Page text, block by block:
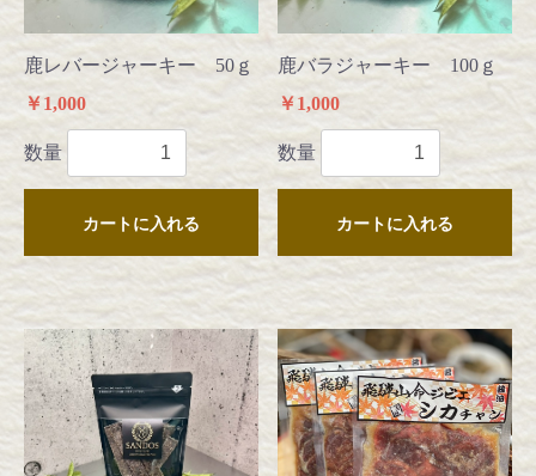
鹿レバージャーキー 50ｇ
￥1,000
数量
カートに入れる
鹿バラジャーキー 100ｇ
￥1,000
数量
カートに入れる